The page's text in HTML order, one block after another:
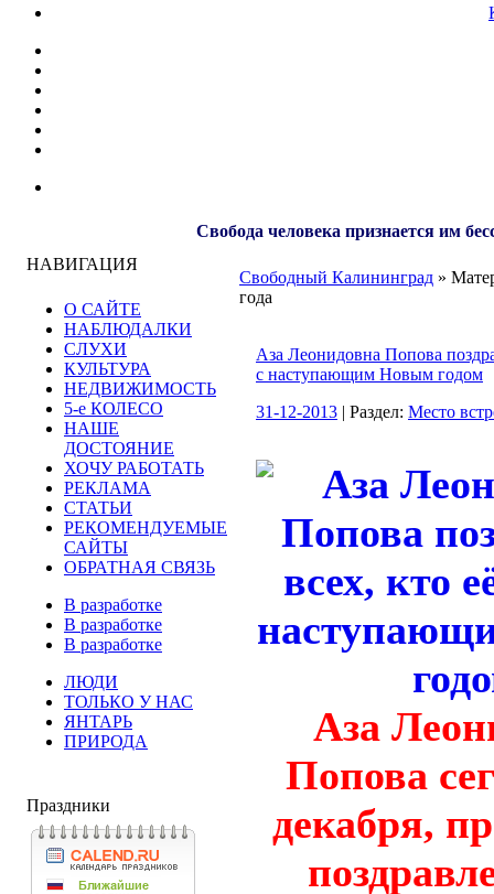
Свобода человека признается им
НАВИГАЦИЯ
О САЙТЕ
НАБЛЮДАЛКИ
СЛУХИ
КУЛЬТУРА
НЕДВИЖИМОСТЬ
5-е КОЛЕСО
НАШЕ
ДОСТОЯНИЕ
ХОЧУ РАБОТАТЬ
РЕКЛАМА
СТАТЬИ
РЕКОМЕНДУЕМЫЕ
САЙТЫ
ОБРАТНАЯ СВЯЗЬ
В разработке
В разработке
В разработке
ЛЮДИ
ТОЛЬКО У НАС
ЯНТАРЬ
ПРИРОДА
Праздники
Свободный Калининград »
года
Аза Леонидовна Попова
с наступающим Новым годом
31-12-2013 | Раздел: Место
Аза
Попова
декабря,